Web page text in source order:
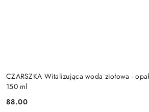
CZARSZKA Witalizująca woda ziołowa -
150 ml
Cena:
88.00